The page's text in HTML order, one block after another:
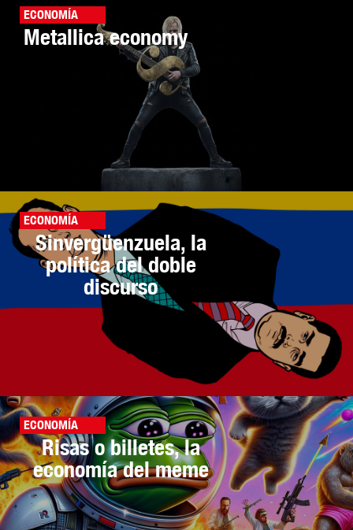
ECONOMÍA
Metallica economy
ECONOMÍA
Sinvergüenzuela, la
política del doble
discurso
ECONOMÍA
Risas o billetes, la
economía del meme